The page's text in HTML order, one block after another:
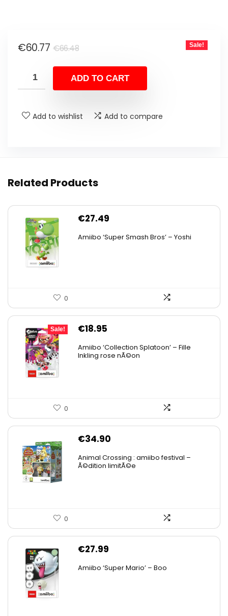
€66.48Original
was:
€66.48.
€60.77
Current
is:
€60.77.
Sale!
ADD TO CART
Add to wishlist Add to compare
Related Products
€27.49
Amiibo ‘Super Smash Bros’ – Yoshi
0
Sale!
Original
was:
€18.95
is:
Amiibo ‘Collection Splatoon’ – Fille
Inkling rose nÃ©on
0
€34.90
Animal Crossing : amiibo festival –
Ã©dition limitÃ©e
0
€27.99
Amiibo ‘Super Mario’ – Boo